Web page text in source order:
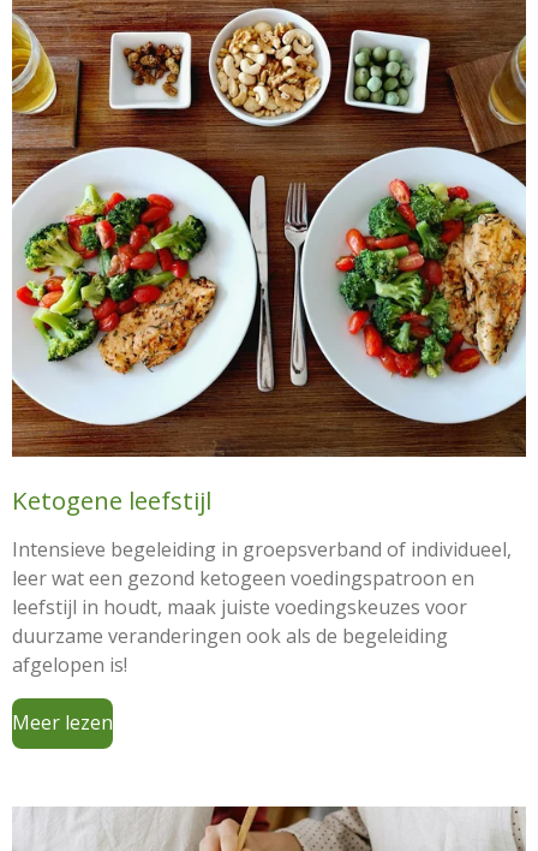
Ketogene leefstijl
Intensieve begeleiding in groepsverband of individueel,
leer wat een gezond ketogeen voedingspatroon en
leefstijl in houdt, maak juiste voedingskeuzes voor
duurzame veranderingen ook als de begeleiding
afgelopen is!
Meer lezen